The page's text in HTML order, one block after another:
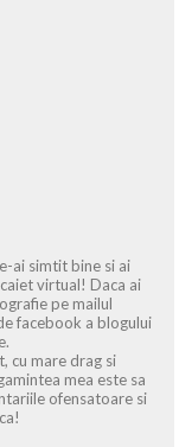
ai simtit bine si ai
virtual! Daca ai
pe mailul
facebook a blogului
cu mare drag si
mea este sa
ofensatoare si